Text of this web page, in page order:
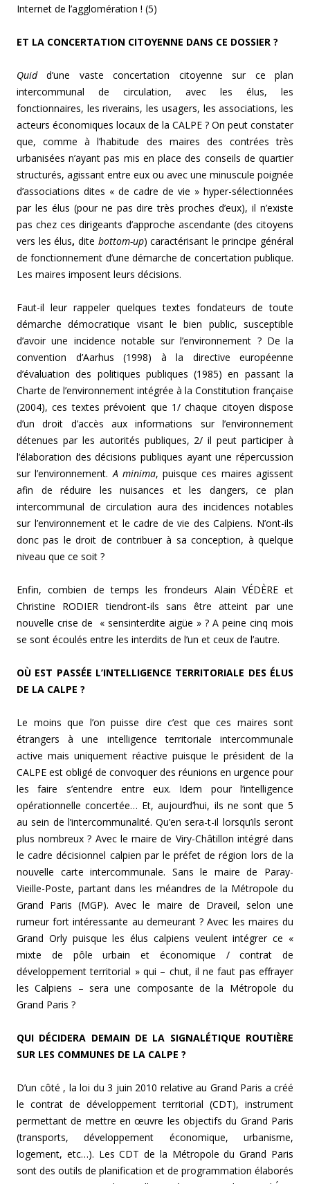
Internet de l’agglomération ! (5)
ET LA CONCERTATION CITOYENNE DANS CE DOSSIER ?
Quidd’une vaste concertation citoyenne sur ce plan
intercommunal de circulation, avec les élus, les
fonctionnaires, les riverains, les usagers, les associations, les
acteurs économiques locaux de la CALPE ? On peut constater
que, comme à l’habitude des maires des contrées très
urbanisées n’ayant pas mis en place des conseils de quartier
structurés, agissant entre eux ou avec une minuscule poignée
d’associations dites « de cadre de vie » hyper-sélectionnées
par les élus (pour ne pas dire très proches d’eux), il n’existe
pas chez ces dirigeants d’approche ascendante (des citoyens
vers les élus, dite bottom-up) caractérisant le principe général
de fonctionnement d’une démarche de concertation publique.
Les maires imposent leurs décisions.
Faut-il leur rappeler quelques textes fondateurs de toute
démarche démocratique visant le bien public, susceptible
d’avoir une incidence notable sur l’environnement ? De la
convention d’Aarhus (1998) à la directive européenne
d’évaluation des politiques publiques (1985) en passant la
Charte de l’environnement intégrée à la Constitution française
(2004), ces textes prévoient que 1/ chaque citoyen dispose
d’un droit d’accès aux informations sur l’environnement
détenues par les autorités publiques, 2/ il peut participer à
l’élaboration des décisions publiques ayant une répercussion
sur l’environnement.A minima, puisque ces maires agissent
afin de réduire les nuisances et les dangers, ce plan
intercommunal de circulation aura des incidences notables
sur l’environnement et le cadre de vie des Calpiens. N’ont-ils
donc pas le droit de contribuer à sa conception, à quelque
niveau que ce soit ?
Enfin, combien de temps les frondeurs Alain VÉDÈRE et
Christine RODIER tiendront-ils sans être atteint par une
nouvelle crise de « sensinterdite aigüe » ? A peine cinq mois
se sont écoulés entre les interdits de l’un et ceux de l’autre.
OÙ EST PASSÉE L’INTELLIGENCE TERRITORIALE DES ÉLUS
DE LA CALPE ?
Le moins que l’on puisse dire c’est que ces maires sont
étrangers à une intelligence territoriale intercommunale
active mais uniquement réactive puisque le président de la
CALPE est obligé de convoquer des réunions en urgence pour
les faire s’entendre entre eux. Idem pour l’intelligence
opérationnelle concertée… Et, aujourd’hui, ils ne sont que 5
au sein de l’intercommunalité. Qu’en sera-t-il lorsqu’ils seront
plus nombreux ? Avec le maire de Viry-Châtillon intégré dans
le cadre décisionnel calpien par le préfet de région lors de la
nouvelle carte intercommunale. Sans le maire de Paray-
Vieille-Poste, partant dans les méandres de la Métropole du
Grand Paris (MGP). Avec le maire de Draveil, selon une
rumeur fort intéressante au demeurant ? Avec les maires du
Grand Orly puisque les élus calpiens veulent intégrer ce «
mixte de pôle urbain et économique / contrat de
développement territorial » qui – chut, il ne faut pas effrayer
les Calpiens – sera une composante de la Métropole du
Grand Paris ?
QUI DÉCIDERA DEMAIN DE LA SIGNALÉTIQUE ROUTIÈRE
SUR LES COMMUNES DE LA CALPE ?
D’un côté , la loi du 3 juin 2010 relative au Grand Paris a créé
le contrat de développement territorial (CDT), instrument
permettant de mettre en œuvre les objectifs du Grand Paris
(transports, développement économique, urbanisme,
logement, etc…). Les CDT de la Métropole du Grand Paris
sont des outils de planification et de programmation élaborés